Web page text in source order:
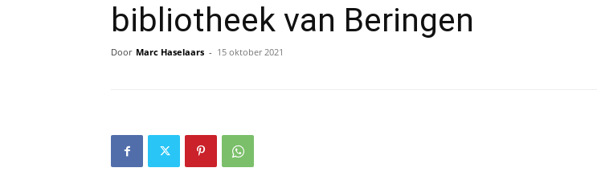
bibliotheek van Beringen
Door Marc Haselaars - 15 oktober 2021